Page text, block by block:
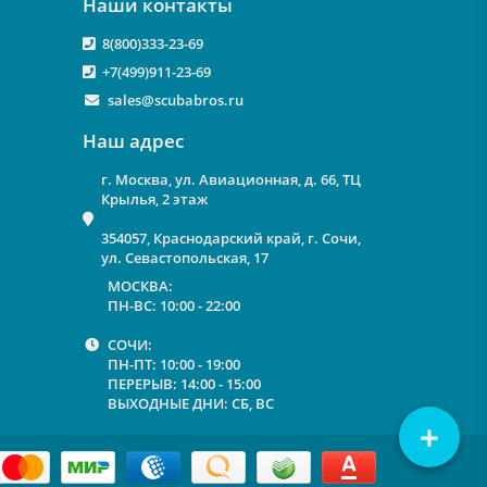
8(800)333-23-69
+7(499)911-23-69
sales@scubabros.ru
Наш адрес
г. Москва, ул. Авиационная, д. 66, ТЦ
Крылья, 2 этаж
354057, Краснодарский край, г. Сочи,
ул. Севастопольская, 17
МОСКВА:
ПН-ВС: 10:00 - 22:00
СОЧИ:
ПН-ПТ: 10:00 - 19:00
ПЕРЕРЫВ: 14:00 - 15:00
ВЫХОДНЫЕ ДНИ: СБ, ВС